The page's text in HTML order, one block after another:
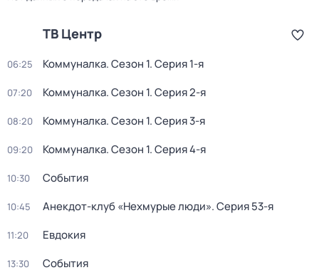
ТВ Центр
06:25 Коммуналка. Сезон 1. Серия 1-я
07:20 Коммуналка. Сезон 1. Серия 2-я
08:20 Коммуналка. Сезон 1. Серия 3-я
09:20 Коммуналка. Сезон 1. Серия 4-я
10:30 События
10:45 Анекдот-клуб «Нехмурые люди». Серия 53-я
11:20 Евдокия
13:30 События